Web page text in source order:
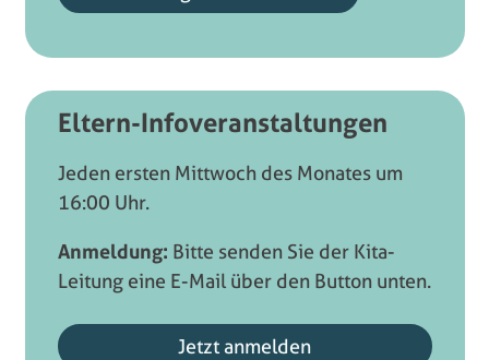
Eltern-Infoveranstaltungen
Jeden ersten Mittwoch des Monates um
16:00 Uhr.
Anmeldung: Bitte senden Sie der Kita-
Leitung eine E-Mail über den Button unten.
Jetzt anmelden